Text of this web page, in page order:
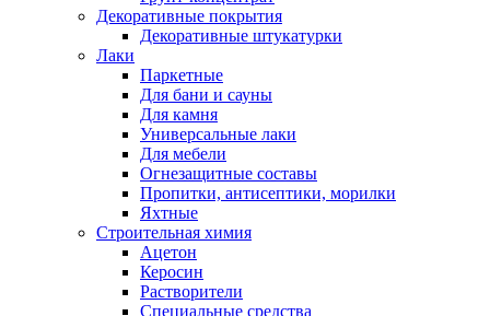
Декоративные покрытия
Декоративные штукатурки
Лаки
Паркетные
Для бани и сауны
Для камня
Универсальные лаки
Для мебели
Огнезащитные составы
Пропитки, антисептики, морилки
Яхтные
Строительная химия
Ацетон
Керосин
Растворители
Специальные средства